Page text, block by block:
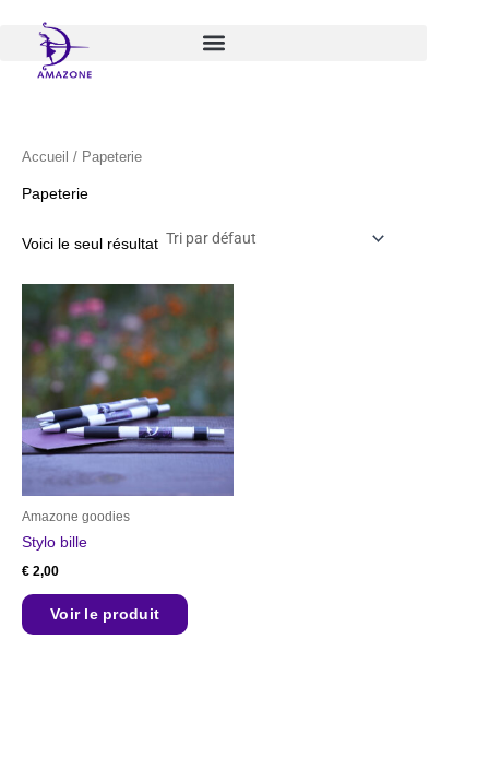
contenu
Accueil / Papeterie
Papeterie
Voici le seul résultat
Amazone goodies
Stylo bille
€ 2,00
Voir le produit